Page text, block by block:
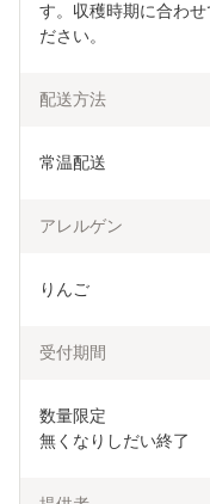
す。収穫時期に合わ
ださい。
配送方法
常温配送
アレルゲン
りんご
受付期間
数量限定
無くなりしだい終了